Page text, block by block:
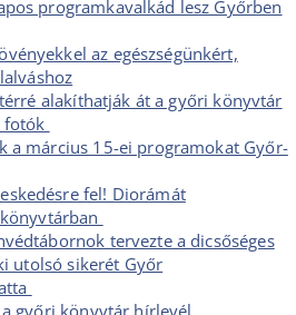
programkavalkád lesz Győrben
az egészségünkért,
alakíthatják át a győri könyvtár
fotók
a március 15-ei programokat Győr-
fel! Diorámát
tervezte a dicsőséges
utolsó sikerét Győr
győri könyvtár hírlevél